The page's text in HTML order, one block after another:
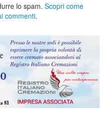
lo spam. Scopri come
commenti.